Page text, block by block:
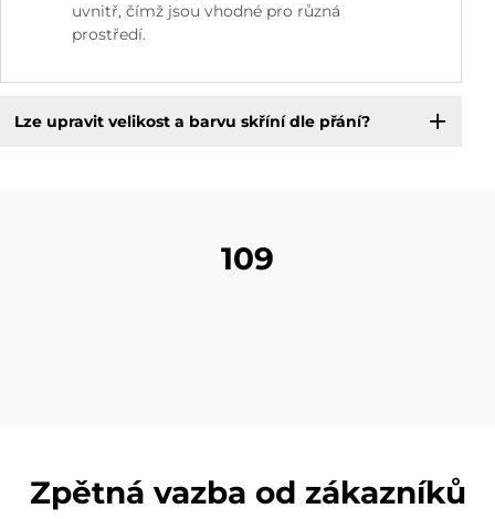
uvnitř, čímž jsou vhodné pro různá
prostředí.
Lze upravit velikost a barvu skříní dle přání?
109
Zpětná vazba od zákazníků